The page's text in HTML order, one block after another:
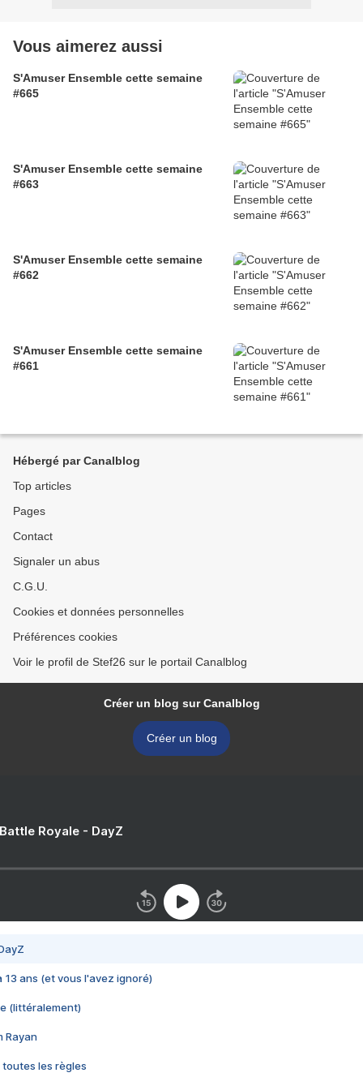
Vous aimerez aussi
S'Amuser Ensemble cette semaine
#665
S'Amuser Ensemble cette semaine
#663
S'Amuser Ensemble cette semaine
#662
S'Amuser Ensemble cette semaine
#661
Hébergé par Canalblog
Top articles
Pages
Contact
Signaler un abus
C.G.U.
Cookies et données personnelles
Préférences cookies
Voir le profil de Stef26 sur le portail Canalblog
Créer un blog sur Canalblog
Créer un blog
Royale - DayZ
13 ans (et vous l'avez ignoré)
(littéralement)
Rayan
toutes les règles